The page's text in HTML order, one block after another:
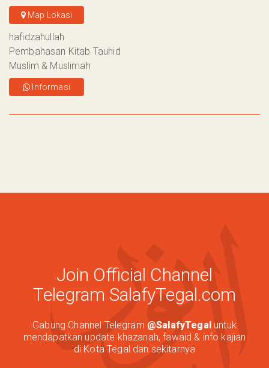
Map Lokasi
hafidzahullah
Pembahasan Kitab Tauhid
Muslim & Muslimah
Informasi
Join Official Channel
Telegram SalafyTegal.com
Gabung Channel Telegram @SalafyTegaluntuk
mendapatkan update khazanah, fawaid & info kajian
di Kota Tegal dan sekitarnya